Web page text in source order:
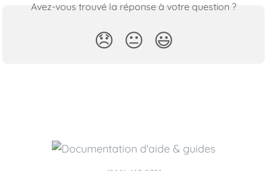
Avez-vous trouvé la réponse à votre question ?
😞 😐 😃